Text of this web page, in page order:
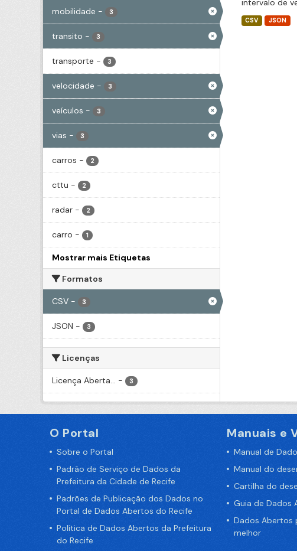
mobilidade - 3
transito - 3
transporte - 3
velocidade - 3
veículos - 3
vias - 3
carros - 2
cttu - 2
radar - 2
carro - 1
Mostrar mais Etiquetas
Formatos
CSV - 3
JSON - 3
Licenças
Licença Aberta... - 3
intervalo de
CSV JSON
O Portal
Sobre o Portal
Padrão de Serviço de Dados da
Prefeitura da Cidade de Recife
Padrões de Publicação dos Dados no
Portal de Dados Abertos do Recife
Política de Dados Abertos da Prefeitura
do Recife
Manuais e
Manual de
Manual do
Cartilha do
Guia de Dados
Dados Abertos
melhor